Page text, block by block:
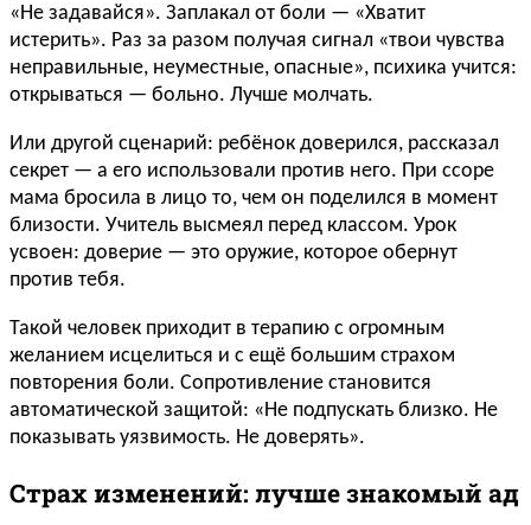
«Не задавайся». Заплакал от боли — «Хватит
истерить». Раз за разом получая сигнал «твои чувства
неправильные, неуместные, опасные», психика учится:
открываться — больно. Лучше молчать.
Или другой сценарий: ребёнок доверился, рассказал
секрет — а его использовали против него. При ссоре
мама бросила в лицо то, чем он поделился в момент
близости. Учитель высмеял перед классом. Урок
усвоен: доверие — это оружие, которое обернут
против тебя.
Такой человек приходит в терапию с огромным
желанием исцелиться и с ещё большим страхом
повторения боли. Сопротивление становится
автоматической защитой: «Не подпускать близко. Не
показывать уязвимость. Не доверять».
Страх изменений: лучше знакомый ад